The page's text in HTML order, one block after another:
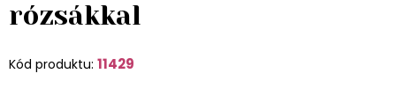
rózsákkal
Kód produktu: 11429